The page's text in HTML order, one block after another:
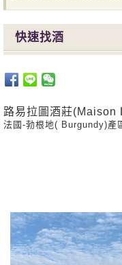
快速找酒
路易拉圖酒莊(Maison
法國-勃根地( Burgundy)產